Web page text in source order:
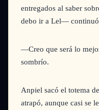
entregados al saber
debo ir a Lel—
—Creo que será lo
sombrío.
Anpiel sacó el totema
atrapó, aunque casi se